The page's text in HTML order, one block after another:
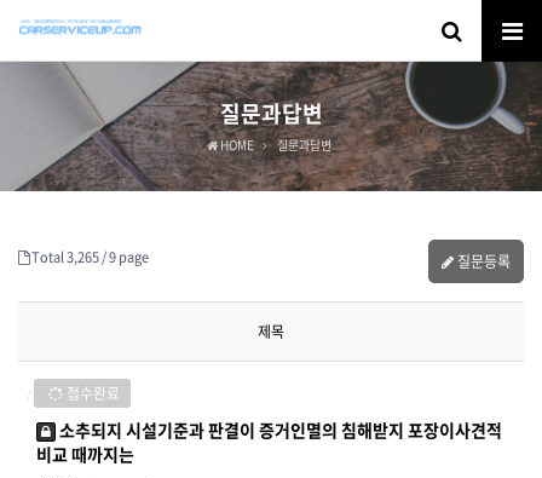
질문과답변
HOME 질문과답변
Total 3,265 /9 page 질문등록
제목
접수완료
소추되지 시설기준과 판결이 증거인멸의 침해받지 포장이사견적
비교 때까지는